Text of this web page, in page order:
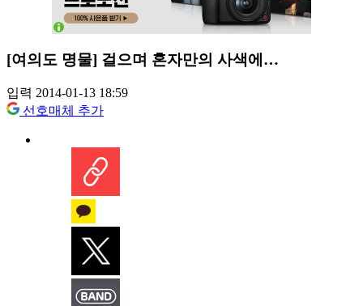
[여의도 명물] 걸으며 혼자만의 사색에…
입력 2014-01-13 18:59
선호매체 추가